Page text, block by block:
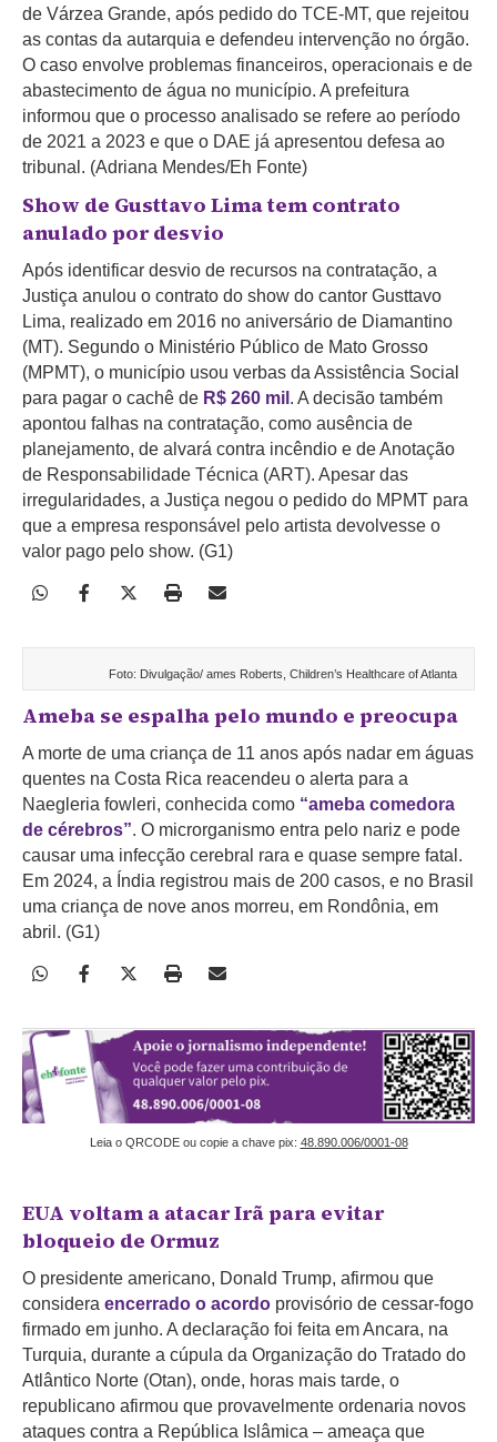
de Várzea Grande, após pedido do TCE-MT, que rejeitou
as contas da autarquia e defendeu intervenção no órgão.
O caso envolve problemas financeiros, operacionais e de
abastecimento de água no município. A prefeitura
informou que o processo analisado se refere ao período
de 2021 a 2023 e que o DAE já apresentou defesa ao
tribunal. (Adriana Mendes/Eh Fonte)
Show de Gusttavo Lima tem contrato
anulado por desvio
Após identificar desvio de recursos na contratação, a
Justiça anulou o contrato do show do cantor Gusttavo
Lima, realizado em 2016 no aniversário de Diamantino
(MT). Segundo o Ministério Público de Mato Grosso
(MPMT), o município usou verbas da Assistência Social
para pagar o cachê de R$ 260 mil . A decisão também
apontou falhas na contratação, como ausência de
planejamento, de alvará contra incêndio e de Anotação
de Responsabilidade Técnica (ART). Apesar das
irregularidades, a Justiça negou o pedido do MPMT para
que a empresa responsável pelo artista devolvesse o
valor pago pelo show. (G1)
Foto: Divulgação/ ames Roberts, Children’s Healthcare of Atlanta
Ameba se espalha pelo mundo e preocupa
A morte de uma criança de 11 anos após nadar em águas
quentes na Costa Rica reacendeu o alerta para a
Naegleria fowleri, conhecida como “ameba comedora
de cérebros”. O microrganismo entra pelo nariz e pode
causar uma infecção cerebral rara e quase sempre fatal.
Em 2024, a Índia registrou mais de 200 casos, e no Brasil
uma criança de nove anos morreu, em Rondônia, em
abril. (G1)
Leia o QRCODE ou copie a chave pix: 48.890.006/0001-08
EUA voltam a atacar Irã para evitar
bloqueio de Ormuz
O presidente americano, Donald Trump, afirmou que
considera encerrado o acordo provisório de cessar-fogo
firmado em junho. A declaração foi feita em Ancara, na
Turquia, durante a cúpula da Organização do Tratado do
Atlântico Norte (Otan), onde, horas mais tarde, o
republicano afirmou que provavelmente ordenaria novos
ataques contra a República Islâmica – ameaça que